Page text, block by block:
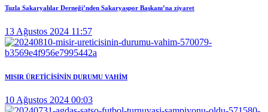
Tuzla Sakaryalılar Derneği’nden Sakaryaspor Başkanı’na ziyaret
13 Ağustos 2024 11:57
MISIR ÜRETİCİSİNİN DURUMU VAHİM
10 Ağustos 2024 00:03